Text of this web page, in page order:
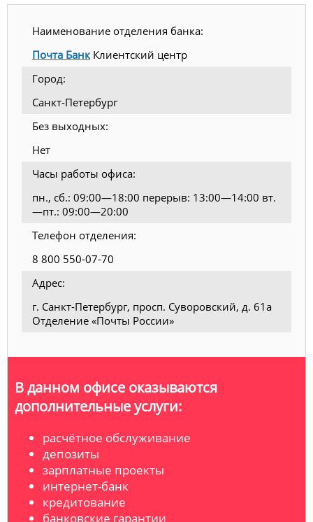
Наименование отделения банка:
Почта БанкКлиентский центр
Город:
Санкт-Петербург
Без выходных:
Нет
Часы работы офиса:
пн., сб.: 09:00—18:00 перерыв: 13:00—14:00 вт.
—пт.: 09:00—20:00
Телефон отделения:
8 800 550-07-70
Адрес:
г. Санкт-Петербург, просп. Суворовский, д. 61а
Отделение «Почты России»
В данном офисе оказываются
дополнительные услуги:
расчётное обслуживание
депозиты
зарплатные проекты
интернет-банк
кредитование
банковские гарантии